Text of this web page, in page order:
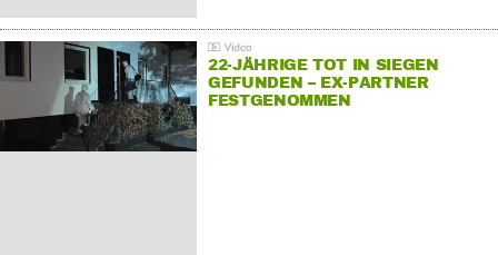
22-JÄHRIGE TOT IN SIEGEN
GEFUNDEN – EX-PARTNER
FESTGENOMMEN